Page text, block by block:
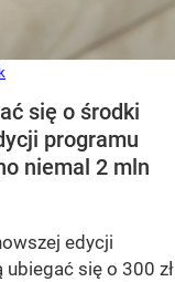
się o środki
programu
niemal 2 mln
edycji
ubiegać się o 300 zł